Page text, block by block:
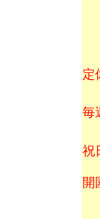
定
毎
祝
開